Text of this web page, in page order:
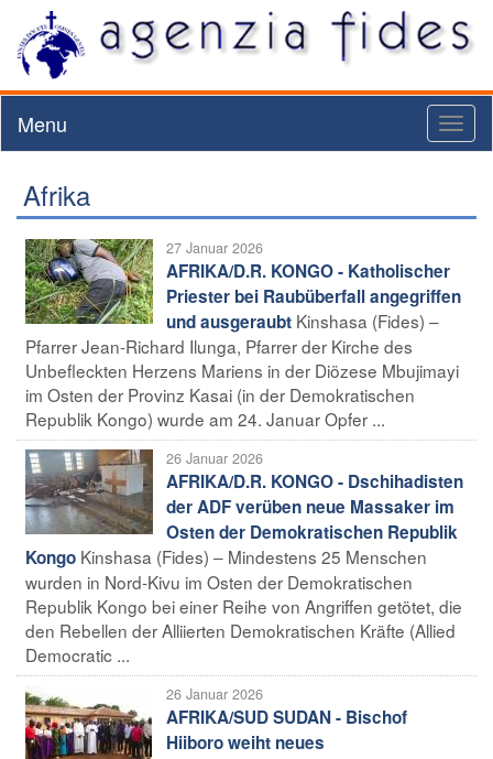
Menu
Afrika
27 Januar 2026
AFRIKA/D.R. KONGO - Katholischer
Priester bei Raubüberfall angegriffen
und ausgeraubt Kinshasa (Fides) –
Pfarrer Jean-Richard Ilunga, Pfarrer der Kirche des
Unbefleckten Herzens Mariens in der Diözese Mbujimayi
im Osten der Provinz Kasai (in der Demokratischen
Republik Kongo) wurde am 24. Januar Opfer ...
26 Januar 2026
AFRIKA/D.R. KONGO - Dschihadisten
der ADF verüben neue Massaker im
Osten der Demokratischen Republik
Kongo Kinshasa (Fides) – Mindestens 25 Menschen
wurden in Nord-Kivu im Osten der Demokratischen
Republik Kongo bei einer Reihe von Angriffen getötet, die
den Rebellen der Alliierten Demokratischen Kräfte (Allied
Democratic ...
26 Januar 2026
AFRIKA/SUD SUDAN - Bischof
Hiiboro weiht neues